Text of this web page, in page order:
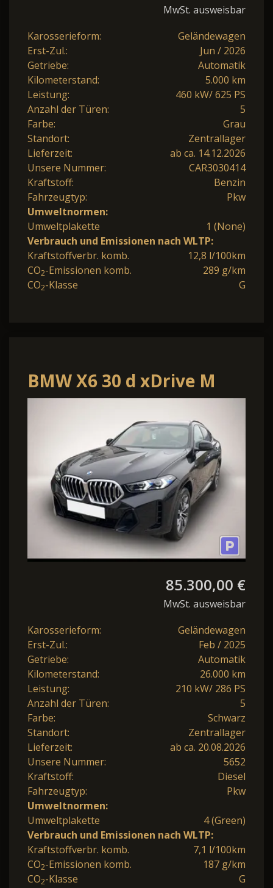
MwSt. ausweisbar
Karosserieform:
Geländewagen
Erst-Zul.:
Jun / 2026
Getriebe:
Automatik
Kilometerstand:
5.000 km
Leistung:
460 kW/ 625 PS
Anzahl der Türen:
5
Farbe:
Grau
Standort:
Zentrallager
Lieferzeit:
ab ca. 14.12.2026
Unsere Nummer:
CAR3030414
Kraftstoff:
Benzin
Fahrzeugtyp:
Pkw
Umweltnormen:
Umweltplakette
1 (None)
Verbrauch und Emissionen nach WLTP:
Kraftstoffverbr. komb.
12,8 l/100km
CO2-Emissionen komb.
289 g/km
CO2-Klasse G
BMW X6 30 d xDrive M
Sport*UPE 118.000¤*
85.300,00 €
MwSt. ausweisbar
Karosserieform:
Geländewagen
Erst-Zul.:
Feb / 2025
Getriebe:
Automatik
Kilometerstand:
26.000 km
Leistung:
210 kW/ 286 PS
Anzahl der Türen:
5
Farbe:
Schwarz
Standort:
Zentrallager
Lieferzeit:
ab ca. 20.08.2026
Unsere Nummer:
5652
Kraftstoff:
Diesel
Fahrzeugtyp:
Pkw
Umweltnormen:
Umweltplakette
4 (Green)
Verbrauch und Emissionen nach WLTP:
Kraftstoffverbr. komb.
7,1 l/100km
CO2-Emissionen komb.
187 g/km
CO2-Klasse G